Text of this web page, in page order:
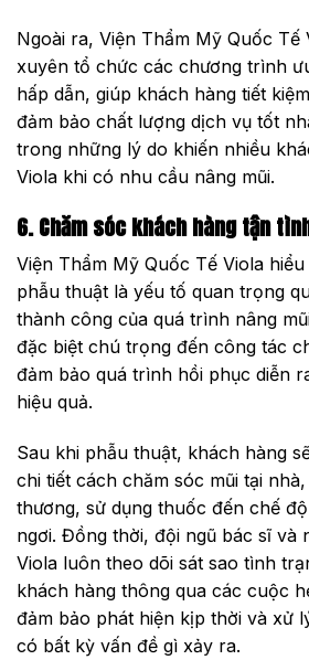
Ngoài ra, Viện Thẩm Mỹ Quốc Tế
xuyên tổ chức các chương trình
hấp dẫn, giúp khách hàng tiết
đảm bảo chất lượng dịch vụ tốt
trong những lý do khiến nhiều
Viola khi có nhu cầu nâng mũi.
6. Chăm sóc khách hàng tận
Viện Thẩm Mỹ Quốc Tế Viola
phẫu thuật là yếu tố quan trọng
thành công của quá trình nâng
đặc biệt chú trọng đến công tác
đảm bảo quá trình hồi phục diễn
hiệu quả.
Sau khi phẫu thuật, khách hàng
chi tiết cách chăm sóc mũi tại
thương, sử dụng thuốc đến chế
ngơi. Đồng thời, đội ngũ bác sĩ và
Viola luôn theo dõi sát sao tình
khách hàng thông qua các cuộc
đảm bảo phát hiện kịp thời và xử
có bất kỳ vấn đề gì xảy ra.